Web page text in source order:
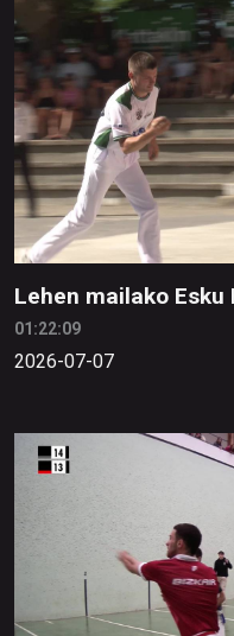
Lehen mailako Esku
01:22:09
2026-07-07